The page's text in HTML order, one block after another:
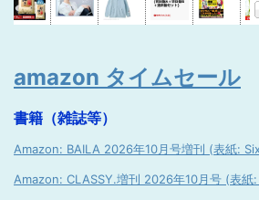
amazon タイムセール
書籍（雑誌等）
Amazon: BAILA 2026年10月号増刊 (表紙:
Amazon: CLASSY.増刊 2026年10月号 (表紙